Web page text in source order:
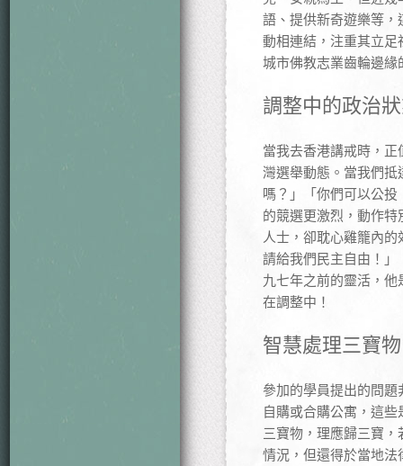
語、提供新奇遊樂等
動相連結，注重其立
城市佛教志業齒輪邊緣
調整中的政治
當我去香港講戒時，
灣選舉動態。當我們
嗎？」「你們可以公
的競選更激烈，動作
人士，卻耽心雞籠內
請給我們民主自由！
九七年之前的靈活，
在調整中！
智慧處理三寶物
參加的學員提出的問
自購或合購公寓，這
三寶物，理應歸三寶
情況，但還得於當地